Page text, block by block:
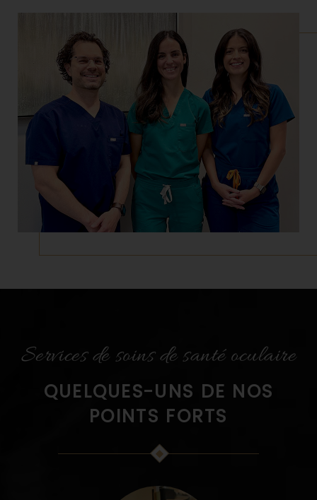
Services de soins de santé oculaire
QUELQUES-UNS DE NOS
POINTS FORTS